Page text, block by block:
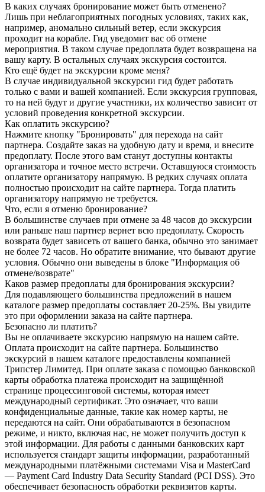
В каких случаях бронирование может быть отменено?
Лишь при неблагоприятных погодных условиях, таких как,
например, аномально сильный ветер, если экскурсия
проходит на корабле. Гид уведомит вас об отмене
мероприятия. В таком случае предоплата будет возвращена на
вашу карту. В остальных случаях экскурсия состоится.
Кто ещё будет на экскурсии кроме меня?
В случае индивидуальной экскурсии гид будет работать
только с вами и вашей компанией. Если экскурсия групповая,
то на ней будут и другие участники, их количество зависит от
условий проведения конкретной экскурсии.
Как оплатить экскурсию?
Нажмите кнопку "Бронировать" для перехода на сайт
партнера. Создайте заказ на удобную дату и время, и внесите
предоплату. После этого вам станут доступны контакты
организатора и точное место встречи. Оставшуюся стоимость
оплатите организатору напрямую. В редких случаях оплата
полностью происходит на сайте партнера. Тогда платить
организатору напрямую не требуется.
Что, если я отменю бронирование?
В большинстве случаев при отмене за 48 часов до экскурсии
или раньше наш партнер вернет всю предоплату. Скорость
возврата будет зависеть от вашего банка, обычно это занимает
не более 72 часов. Но обратите внимание, что бывают другие
условия. Обычно они выведены в блоке "Информация об
отмене/возврате"
Каков размер предоплаты для бронирования экскурсии?
Для подавляющего большинства предложений в нашем
каталоге размер предоплаты составляет 20-25%. Вы увидите
это при оформлении заказа на сайте партнера.
Безопасно ли платить?
Вы не оплачиваете экскурсию напрямую на нашем сайте.
Оплата происходит на сайте партнера. Большинство
экскурсий в нашем каталоге предоставлены компанией
Трипстер Лимитед. При оплате заказа с помощью банковской
карты обработка платежа происходит на защищённой
странице процессинговой системы, которая имеет
международный сертификат. Это означает, что ваши
конфиденциальные данные, такие как номер карты, не
передаются на сайт. Они обрабатываются в безопасном
режиме, и никто, включая нас, не может получить доступ к
этой информации. Для работы с данными банковских карт
используется стандарт защиты информации, разработанный
международными платёжными системами Visa и MasterCard
— Payment Card Industry Data Security Standard (PCI DSS). Это
обеспечивает безопасность обработки реквизитов карты.